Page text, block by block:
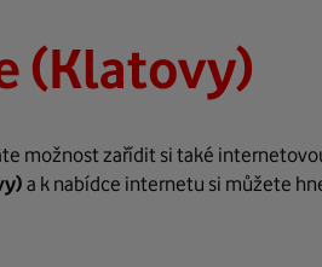
(Klatovy)
možnost zařídit si také
a k nabídce internetu si můžete